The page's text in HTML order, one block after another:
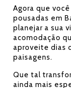
Agora que
pousadas em
planejar a sua
acomodação
aproveite dias
paisagens.
Que tal
ainda mais